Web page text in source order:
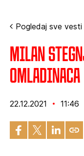
Pogledaj sve vesti
Milan
omladinaca
22.12.2021 11:46